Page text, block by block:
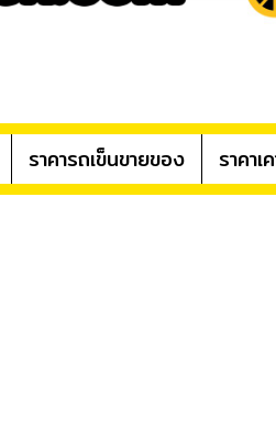
ราคารถเข็นขายของ ราคาเ